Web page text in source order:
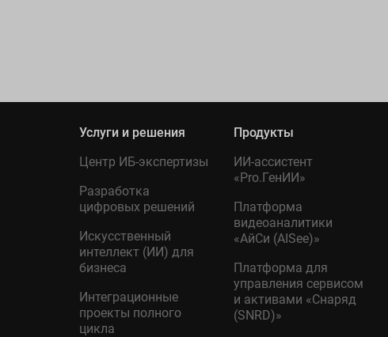
Услуги и решения
Центр ИБ-экспертизы
Разработка
цифровых решений
Искусственный
интеллект (ИИ) для
бизнеса
Интеграционные
проекты полного
цикла
Продукты
ИИ-ассистент
«Pro.ГенИИ»
Платформа
видеоаналитики
«АйСи (AISee)»
Платформа для
управления сервисом
и активами «Снаряд
(SNRD)»